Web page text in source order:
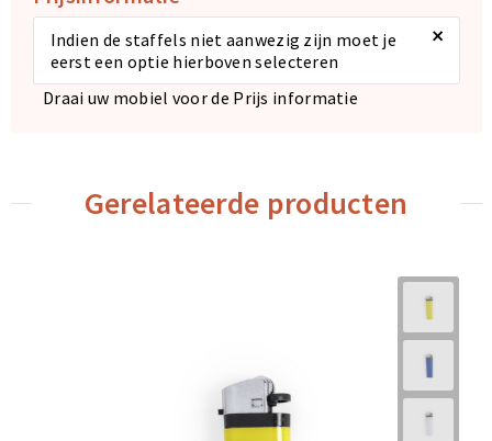
Indien de staffels niet aanwezig zijn moet je
eerst een optie hierboven selecteren
×
Draai uw mobiel voor de Prijs informatie
Gerelateerde producten